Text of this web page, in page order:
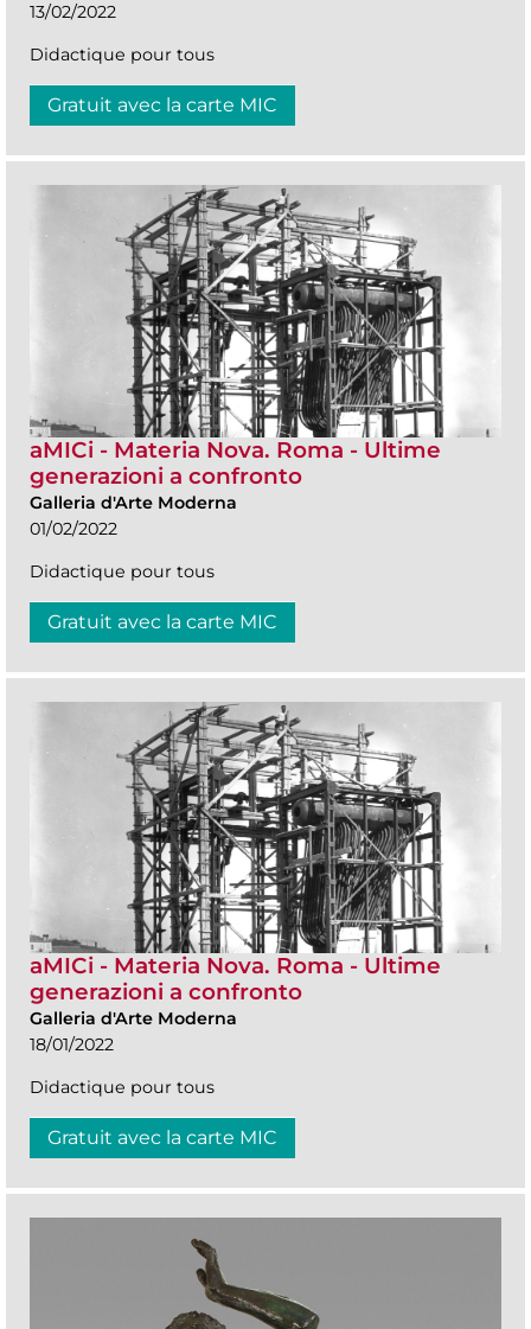
13/02/2022
Didactique pour tous
Gratuit avec la carte MIC
aMICi - Materia Nova. Roma - Ultime
generazioni a confronto
Galleria d'Arte Moderna
01/02/2022
Didactique pour tous
Gratuit avec la carte MIC
aMICi - Materia Nova. Roma - Ultime
generazioni a confronto
Galleria d'Arte Moderna
18/01/2022
Didactique pour tous
Gratuit avec la carte MIC